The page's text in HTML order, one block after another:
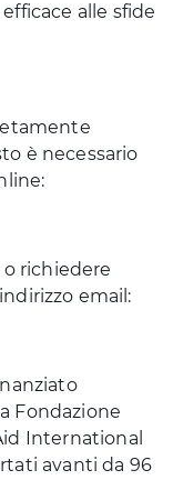
alle sfide
è necessario
richiedere
email:
Fondazione
International
avanti da 96